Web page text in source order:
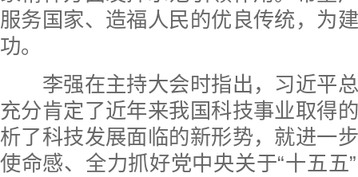
服务国家、造福人民的优良传统，为
功。
李强在主持大会时指出，习近平总
充分肯定了近年来我国科技事业取得
析了科技发展面临的新形势，就进一
使命感、全力抓好党中央关于“十五五